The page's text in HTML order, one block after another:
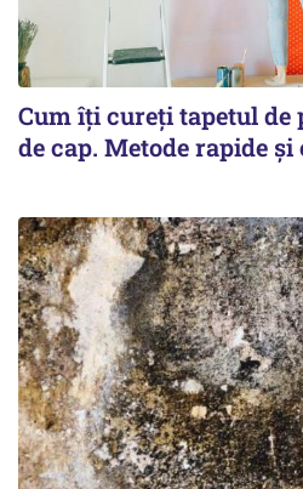
Cum îți cureți tapetul de
de cap. Metode rapide și